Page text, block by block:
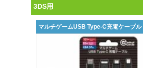
3DS用
マルチゲームUSB Type-C充電ケーブル